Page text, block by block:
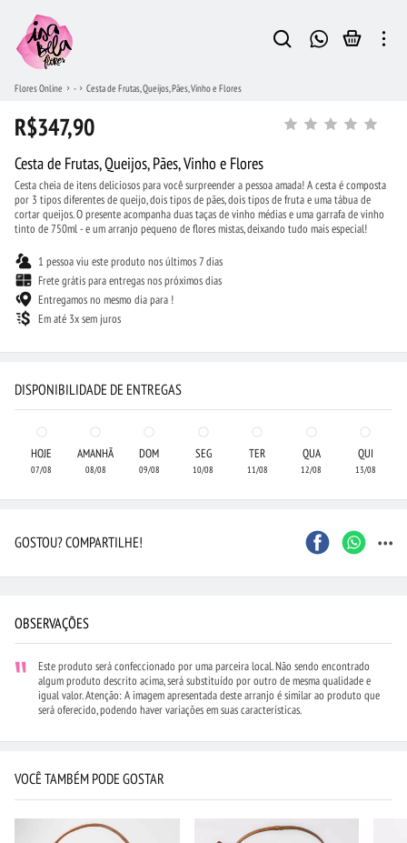
Flores Online - Cesta de Frutas, Queijos, Pães, Vinho e Flores
R$347,90
Cesta de Frutas, Queijos, Pães, Vinho e Flores
Cesta cheia de itens deliciosos para você surpreender a pessoa amada! A cesta é composta
por 3 tipos diferentes de queijo, dois tipos de pães, dois tipos de fruta e uma tábua de
cortar queijos. O presente acompanha duas taças de vinho médias e uma garrafa de vinho
tinto de 750ml - e um arranjo pequeno de flores mistas, deixando tudo mais especial!
1 pessoa viu este produto nos últimos 7 dias
Frete grátis para entregas nos próximos dias
Entregamos no mesmo dia para !
Em até 3x sem juros
DISPONIBILIDADE DE ENTREGAS
HOJE
07/08
AMANHÃ
08/08
DOM
09/08
SEG
10/08
TER
11/08
QUA
12/08
QUI
13/08
GOSTOU? COMPARTILHE! ...
OBSERVAÇÕES
Este produto será confeccionado por uma parceira local. Não sendo encontrado
algum produto descrito acima, será substituído por outro de mesma qualidade e
igual valor. Atenção: A imagem apresentada deste arranjo é similar ao produto que
será oferecido, podendo haver variações em suas características.
VOCÊ TAMBÉM PODE GOSTAR